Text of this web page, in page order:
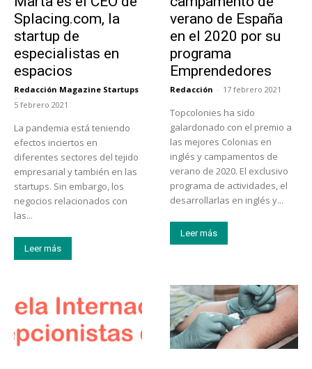
Splacing.com, la
startup de
especialistas en
espacios
Redacción Magazine Startups
-
5 febrero 2021
La pandemia está teniendo
efectos inciertos en
diferentes sectores del tejido
empresarial y también en las
startups. Sin embargo, los
negocios relacionados con
las...
Leer más
verano de España
en el 2020 por su
programa
Emprendedores
Redacción - 17 febrero 2021
Topcolonies ha sido
galardonado con el premio a
las mejores Colonias en
inglés y campamentos de
verano de 2020. El exclusivo
programa de actividades, el
desarrollarlas en inglés y...
Leer más